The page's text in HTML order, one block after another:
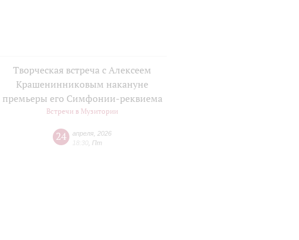
Творческая встреча с Алексеем
Крашенинниковым накануне
премьеры его Симфонии-реквиема
Встречи в Музитории
24 апреля 2026
18:30 Пт